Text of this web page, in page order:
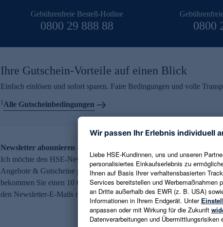
Gebührenfreie Bestell-Hotline
0800 29 888 88 0800
Ihre Gutschein-Vorteile auf einen Blick
Einfach einlösen und sofort sparen. Faire Bedingungen und volle
1Alle Gutscheinbedingungen
Newsletter abonnieren – 10 € Gutschein erhalten
Ich möchte den HSE-Newsletter abonnieren und aktuelle Trends,
Angebote & Gutscheine per E-Mail erhalten. Als Dankeschön
bekommen Sie einen 10 € Gutschein. Eine Abmeldung ist jederzeit in
den Newsletter-E-Mails möglich.